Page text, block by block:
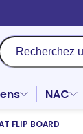
NAC
FLIP BOARD